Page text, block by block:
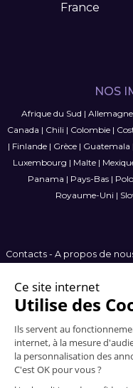
France
NOS
Afrique du Sud | Allemagne
Canada | Chili | Colombie|
| Finlande| Grèce| Guatemala
Luxembourg | Malte|
Panama | Pays-Bas|
Royaume-Uni |
Contacts - A propos de
Politique